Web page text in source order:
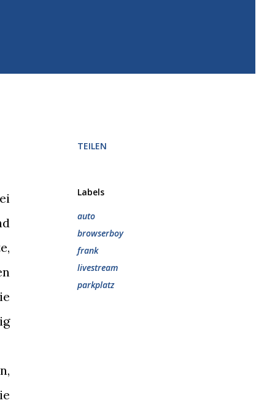
TEILEN
Labels
auto
browserboy
frank
livestream
parkplatz